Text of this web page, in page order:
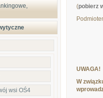
wsi OŚ4
(pobierz
UWAGA!
W